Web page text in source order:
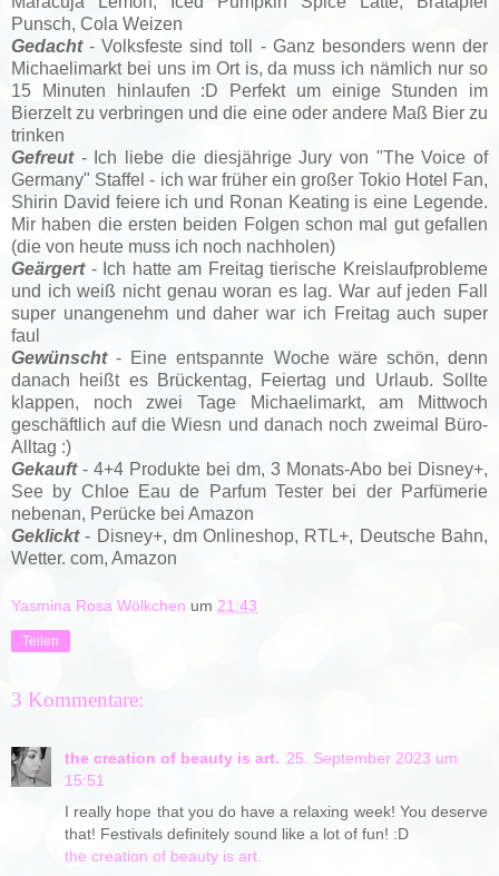
Punsch, Cola Weizen
Gedacht- Volksfeste sind toll - Ganz besonders wenn der
Michaelimarkt bei uns im Ort is, da muss ich nämlich nur so
15 Minuten hinlaufen :D Perfekt um einige Stunden im
Bierzelt zu verbringen und die eine oder andere Maß Bier zu
trinken
Gefreut- Ich liebe die diesjährige Jury von "The Voice of
Germany" Staffel - ich war früher ein großer Tokio Hotel Fan,
Shirin David feiere ich und Ronan Keating is eine Legende.
Mir haben die ersten beiden Folgen schon mal gut gefallen
(die von heute muss ich noch nachholen)
Geärgert- Ich hatte am Freitag tierische Kreislaufprobleme
und ich weiß nicht genau woran es lag. War auf jeden Fall
super unangenehm und daher war ich Freitag auch super
faul
Gewünscht- Eine entspannte Woche wäre schön, denn
danach heißt es Brückentag, Feiertag und Urlaub. Sollte
klappen, noch zwei Tage Michaelimarkt, am Mittwoch
geschäftlich auf die Wiesn und danach noch zweimal Büro-
Alltag :)
Gekauft- 4+4 Produkte bei dm, 3 Monats-Abo bei Disney+,
See by Chloe Eau de Parfum Tester bei der Parfümerie
nebenan, Perücke bei Amazon
Geklickt- Disney+, dm Onlineshop, RTL+, Deutsche Bahn,
Wetter. com, Amazon
Yasmina Rosa Wölkchen um 21:43
Teilen
3 Kommentare:
the creation of beauty is art. 25. September 2023 um
15:51
I really hope that you do have a relaxing week! You deserve
that! Festivals definitely sound like a lot of fun! :D
the creation of beauty is art.